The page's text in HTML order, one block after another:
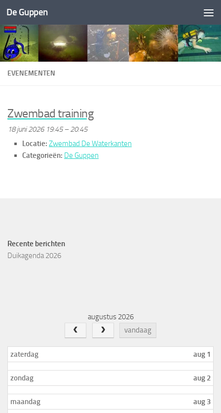
Doorgaan naar inhoud
De Guppen
EVENEMENTEN
Zwembad training
18 juni 2026 19:45–20:45
Locatie: Zwembad De Waterkanten
Categorieën: De Guppen
Recente berichten
Duikagenda 2026
augustus 2026
vandaag
zaterdag aug 1
zondag aug 2
maandag aug 3